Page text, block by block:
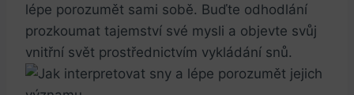
lépe porozumět sami sobě. Buďte odhodlání
prozkoumat tajemství své mysli a objevte svůj
vnitřní svět prostřednictvím vykládání snů.